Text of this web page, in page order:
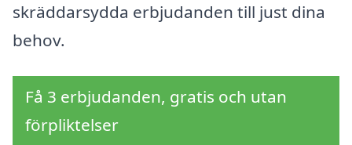
skräddarsydda erbjudanden till just dina
behov.
Få 3 erbjudanden, gratis och utan
förpliktelser